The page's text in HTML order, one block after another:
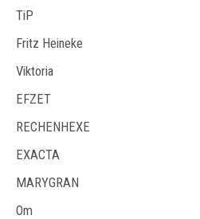
TiP
Fritz Heineke
Viktoria
EFZET
RECHENHEXE
EXACTA
MARYGRAN
Om